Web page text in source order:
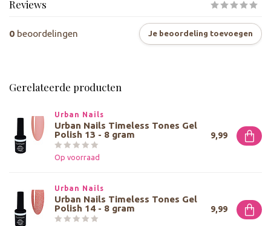
Reviews
0 beoordelingen Je beoordeling toevoegen
Gerelateerde producten
Urban Nails
Urban Nails Timeless Tones Gel
Polish 13 - 8 gram
Op voorraad
9,99
Urban Nails
Urban Nails Timeless Tones Gel
Polish 14 - 8 gram
9,99